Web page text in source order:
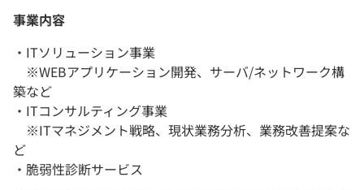
事業内容
・ITソリューション事業
※WEBアプリケーション開発、サーバ/ネットワーク構
築など
・ITコンサルティング事業
※ITマネジメント戦略、現状業務分析、業務改善提案な
ど
・脆弱性診断サービス